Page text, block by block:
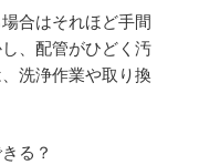
合はそれほど手間
、配管がひどく汚
洗浄作業や取り換
る？